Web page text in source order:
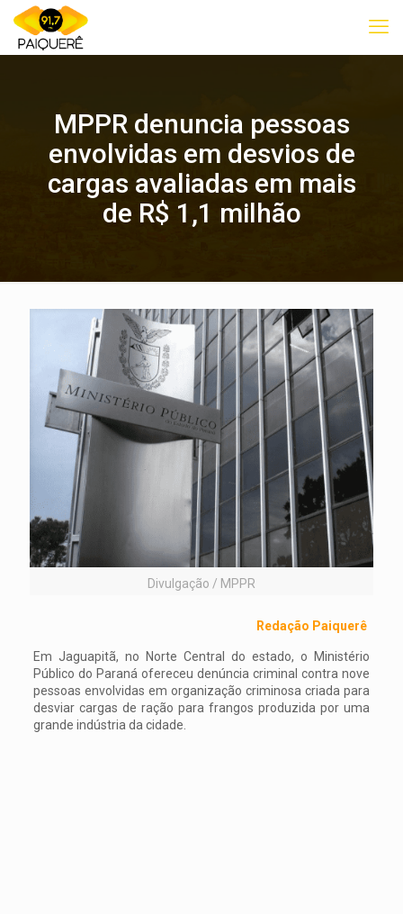
MPPR denuncia pessoas
envolvidas em desvios de
cargas avaliadas em mais
de R$ 1,1 milhão
Divulgação / MPPR
Redação Paiquerê
Em Jaguapitã, no Norte Central do estado, o Ministério
Público do Paraná ofereceu denúncia criminal contra nove
pessoas envolvidas em organização criminosa criada para
desviar cargas de ração para frangos produzida por uma
grande indústria da cidade.